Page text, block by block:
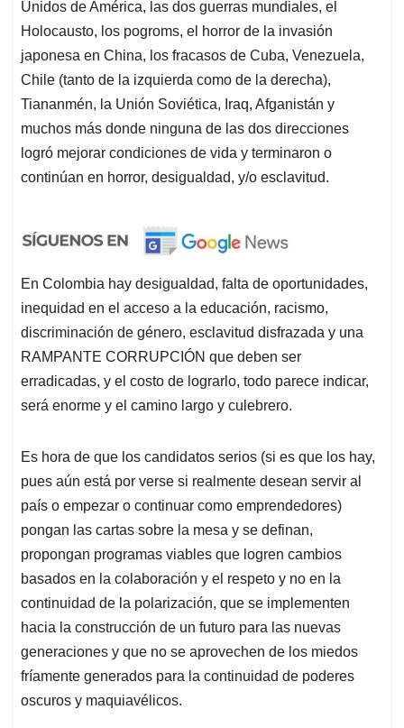
Unidos de América, las dos guerras mundiales, el
Holocausto, los pogroms, el horror de la invasión
japonesa en China, los fracasos de Cuba, Venezuela,
Chile (tanto de la izquierda como de la derecha),
Tiananmén, la Unión Soviética, Iraq, Afganistán y
muchos más donde ninguna de las dos direcciones
logró mejorar condiciones de vida y terminaron o
continúan en horror, desigualdad, y/o esclavitud.
En Colombia hay desigualdad, falta de oportunidades,
inequidad en el acceso a la educación, racismo,
discriminación de género, esclavitud disfrazada y una
RAMPANTE CORRUPCIÓN que deben ser
erradicadas, y el costo de lograrlo, todo parece indicar,
será enorme y el camino largo y culebrero.
Es hora de que los candidatos serios (si es que los hay,
pues aún está por verse si realmente desean servir al
país o empezar o continuar como emprendedores)
pongan las cartas sobre la mesa y se definan,
propongan programas viables que logren cambios
basados en la colaboración y el respeto y no en la
continuidad de la polarización, que se implementen
hacia la construcción de un futuro para las nuevas
generaciones y que no se aprovechen de los miedos
fríamente generados para la continuidad de poderes
oscuros y maquiavélicos.